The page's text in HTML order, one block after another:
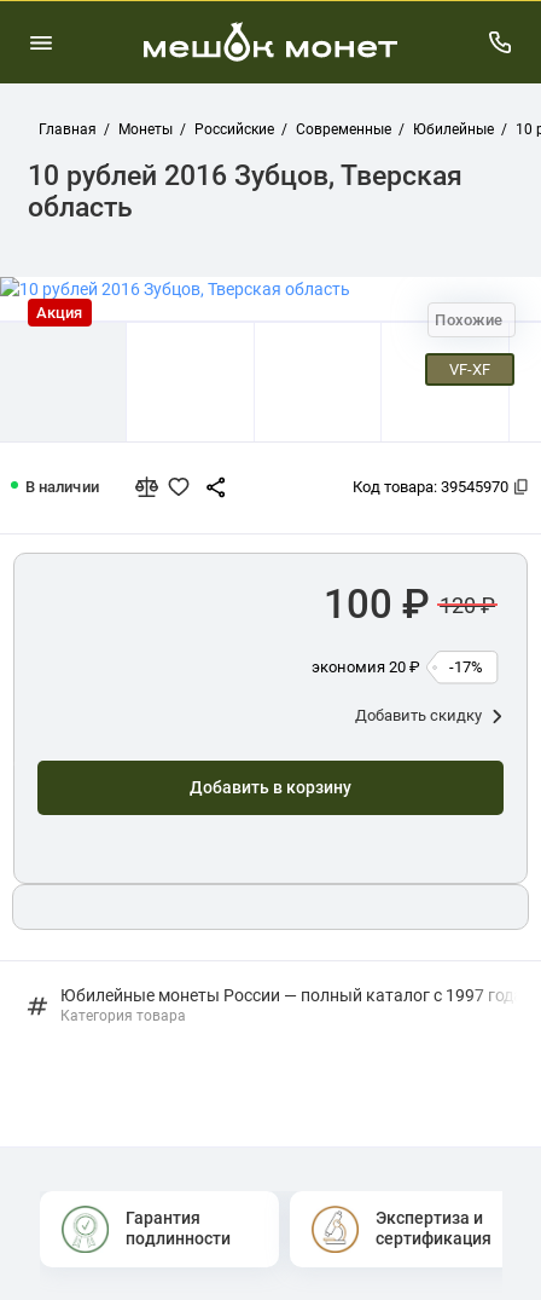
Главная Монеты Российские Современные Юбилейные 10
10 рублей 2016 Зубцов, Тверская
область
Похожие
VF-XF
Акция
В наличии Код товара: 39545970
Юбилейные монеты России — полный каталог с 1997 года:
Категория товара
100 ₽ 120 ₽
экономия 20 ₽ -17%
Добавить скидку
Добавить в корзину
Гарантия
подлинности
Экспертиза и
сертификация